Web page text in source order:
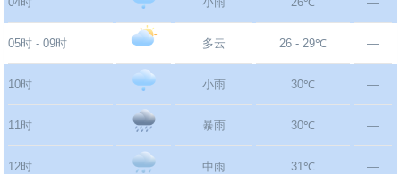
05时 - 09时 多云 26 - 29℃ —
10时 小雨 30℃ —
11时 暴雨 30℃ —
12时 中雨 31℃ —